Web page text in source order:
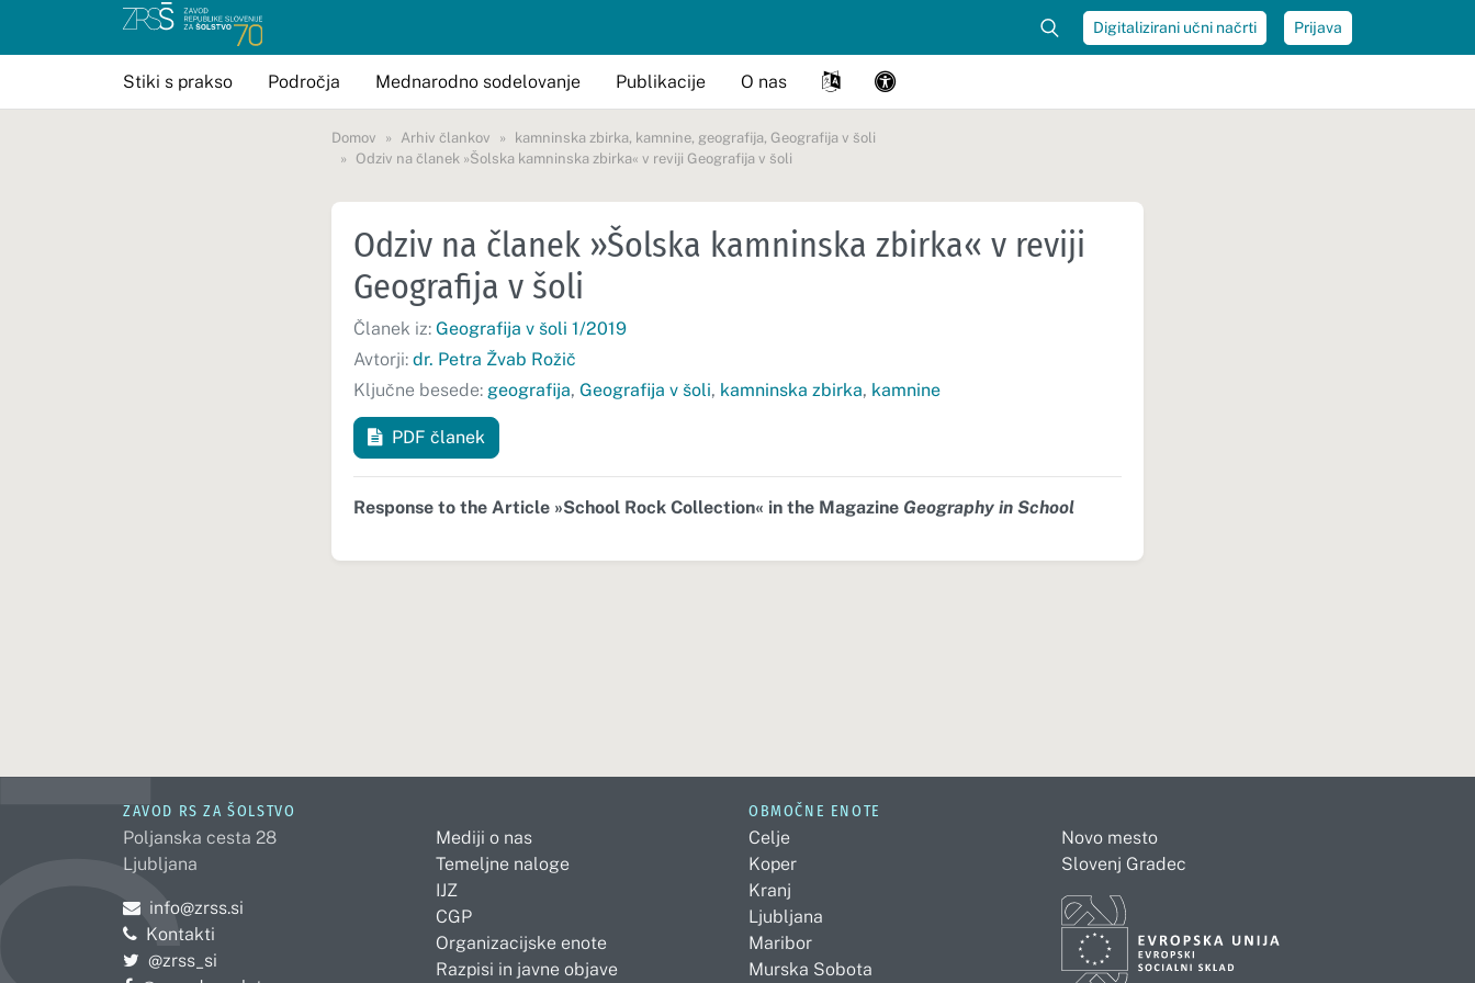
Digitalizirani učni načrti Prijava
Stiki s prakso Področja Mednarodno sodelovanje Publikacije O nas
Domov Arhiv člankov kamninska zbirka, kamnine, geografija, Geografija v šoli
Odziv na članek »Šolska kamninska zbirka« v reviji Geografija v šoli
Odziv na članek »Šolska kamninska zbirka« v reviji
Geografija v šoli
Članek iz: Geografija v šoli 1/2019
Avtorji: dr. Petra Žvab Rožič
Ključne besede: geografija, Geografija v šoli, kamninska zbirka, kamnine
PDF članek
Response to the Article »School Rock Collection« in the Magazine Geography in School
ZAVOD RS ZA ŠOLSTVO
Poljanska cesta 28
Ljubljana
Pošljite e-mail na
info@zrss.si
Kontakti
Pojdite na Twitter:
@zrss_si
Mediji o nas
Temeljne naloge
IJZ
CGP
Organizacijske enote
Razpisi in javne objave
OBMOČNE ENOTE
Celje
Koper
Kranj
Ljubljana
Maribor
Murska Sobota
Novo mesto
Slovenj Gradec